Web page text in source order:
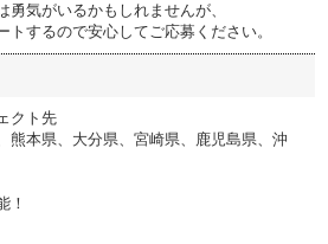
気がいるかもしれませんが、
トするので安心してご応募ください。
クト先
熊本県、大分県、宮崎県、鹿児島県、沖
！